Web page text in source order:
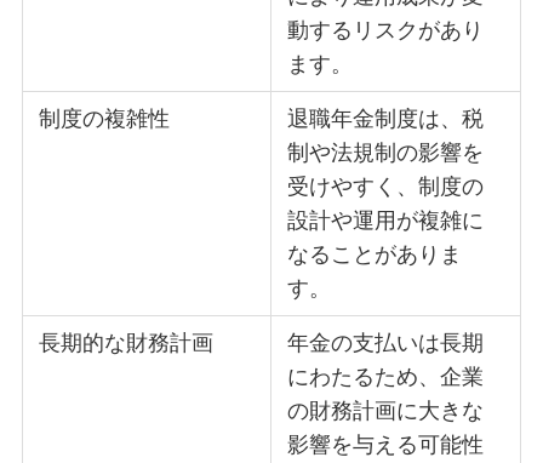
動するリスクがあり
ます。
制度の複雑性
退職年金制度は、税
制や法規制の影響を
受けやすく、制度の
設計や運用が複雑に
なることがありま
す。
長期的な財務計画
年金の支払いは長期
にわたるため、企業
の財務計画に大きな
影響を与える可能性